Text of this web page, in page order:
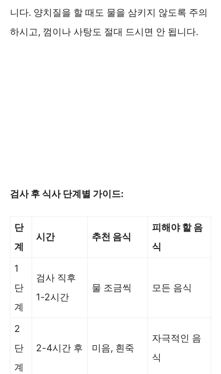
니다. 양치질을 할 때도 물을 삼키지 않도록 주의
하시고, 껌이나 사탕도 절대 드시면 안 됩니다.
검사 후 식사 단계별 가이드:
단
계
시간 추천 음식
피해야 할 음
식
1
단
계
검사 직후
1-2시간
물 조금씩 모든 음식
2
단
계
2-4시간 후 미음, 흰죽
자극적인 음
식